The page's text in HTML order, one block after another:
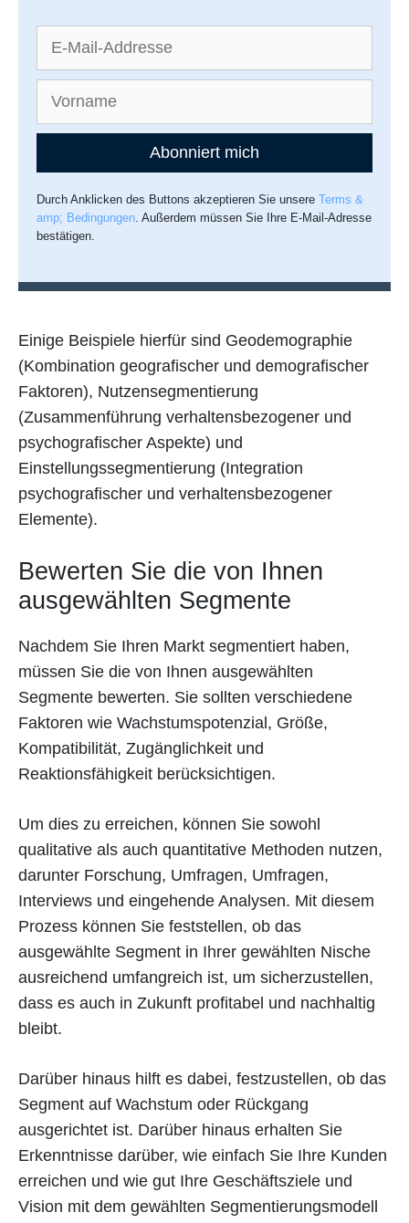
Abonniert mich
Durch Anklicken des Buttons akzeptieren Sie unsereTerms &
amp; Bedingungen. Außerdem müssen Sie Ihre E-Mail-Adresse
bestätigen.
Einige Beispiele hierfür sind Geodemographie
(Kombination geografischer und demografischer
Faktoren), Nutzensegmentierung
(Zusammenführung verhaltensbezogener und
psychografischer Aspekte) und
Einstellungssegmentierung (Integration
psychografischer und verhaltensbezogener
Elemente).
Bewerten Sie die von Ihnen
ausgewählten Segmente
Nachdem Sie Ihren Markt segmentiert haben,
müssen Sie die von Ihnen ausgewählten
Segmente bewerten. Sie sollten verschiedene
Faktoren wie Wachstumspotenzial, Größe,
Kompatibilität, Zugänglichkeit und
Reaktionsfähigkeit berücksichtigen.
Um dies zu erreichen, können Sie sowohl
qualitative als auch quantitative Methoden nutzen,
darunter Forschung, Umfragen, Umfragen,
Interviews und eingehende Analysen. Mit diesem
Prozess können Sie feststellen, ob das
ausgewählte Segment in Ihrer gewählten Nische
ausreichend umfangreich ist, um sicherzustellen,
dass es auch in Zukunft profitabel und nachhaltig
bleibt.
Darüber hinaus hilft es dabei, festzustellen, ob das
Segment auf Wachstum oder Rückgang
ausgerichtet ist. Darüber hinaus erhalten Sie
Erkenntnisse darüber, wie einfach Sie Ihre Kunden
erreichen und wie gut Ihre Geschäftsziele und
Vision mit dem gewählten Segmentierungsmodell